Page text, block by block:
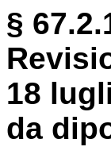
§
18
da